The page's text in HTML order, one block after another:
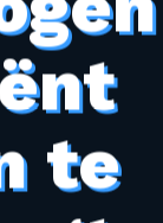
te